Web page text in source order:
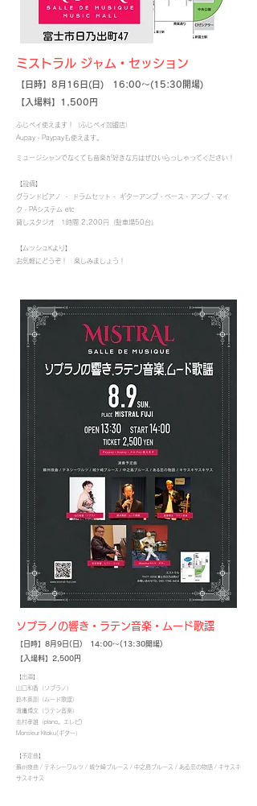
ミストラル ジャム・セッション
【日時】8 月16 日(日) 16:00～(15:30開場)
【入場料】1,500円
​ ふじペイ使えます！（ふじペイ加盟店）
Aupay・Paypayも使えます。
ミュージシャンでなくても音楽が好きな方はぜひいらっしゃってください！
【設備】
グランドピアノ ・ ドラムセット・ ギターアンプ・ベース・アンプ・マイ
ク・PAシステム etc
貸しスタジオ 1時間 2,200円（駐車場50台）
【ムッシュKより】
お気軽にどうぞ！ 楽しみましょう！
ソプラノの響き・ラテン音楽・ムード歌謡
【日時】8月9 日(日) 14:00～(13:30開場)
【入場料】2,500円
​【出演】
山口和香（ソプラノ）
鈴木英訓（ムード歌謡）
渡邉博文（ラテン音楽）
志村孝雄（piano。エレピ)
Monsieur Kitoku(ギター）
【予定曲】
蘇州夜曲 / テネシーワルツ / 城ケ崎ブルース / 中之島ブルース / ある恋の物語 / キサスキ
サスキサス